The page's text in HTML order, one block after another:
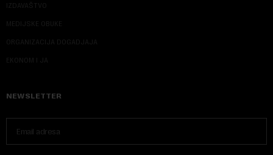
IZDAVAŠTVO
MEDIJSKE OBUKE
ORGANIZACIJA DOGADJAJA
EKONOM I JA
NEWSLETTER